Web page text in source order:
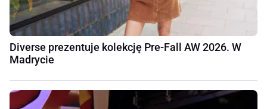
Diverse prezentuje kolekcję Pre-Fall AW 2026. W
Madrycie